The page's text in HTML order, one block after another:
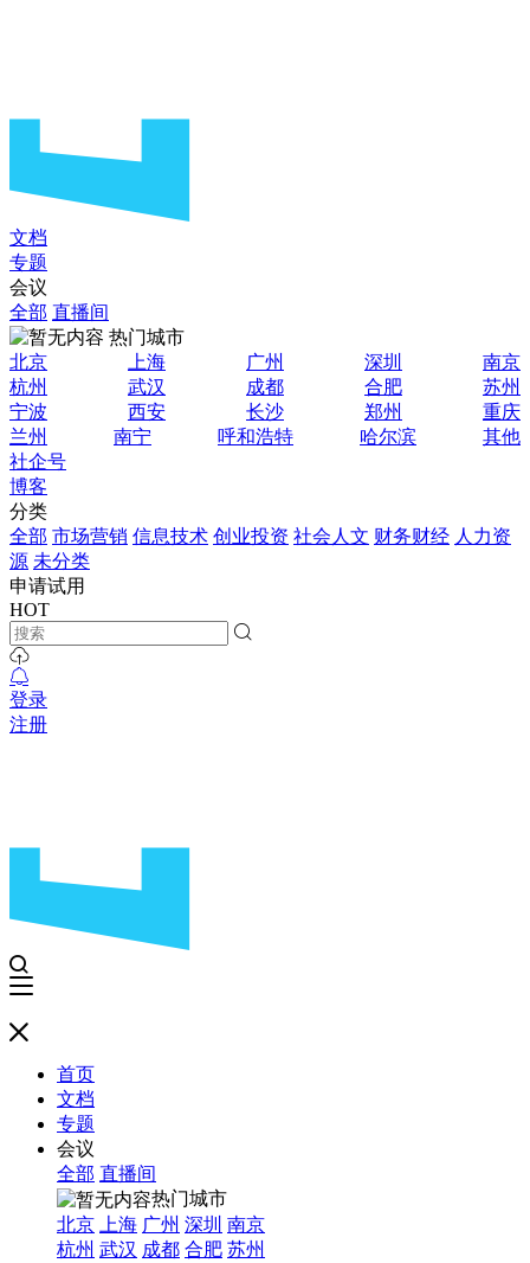
文档
专题
会议
全部 直播间
热门城市
北京
上海 广州 深圳
南京
杭州
武汉 成都 合肥
苏州
宁波
西安 长沙 郑州
重庆
兰州
南宁 呼和浩特 哈尔滨
其他
社企号
博客
分类
全部 市场营销 信息技术 创业投资 社会人文 财务财经 人力资
源 未分类
申请试用
HOT
登录
注册
首页
文档
专题
会议
全部 直播间
热门城市
北京
上海 广州 深圳 南京
杭州 武汉 成都 合肥 苏州